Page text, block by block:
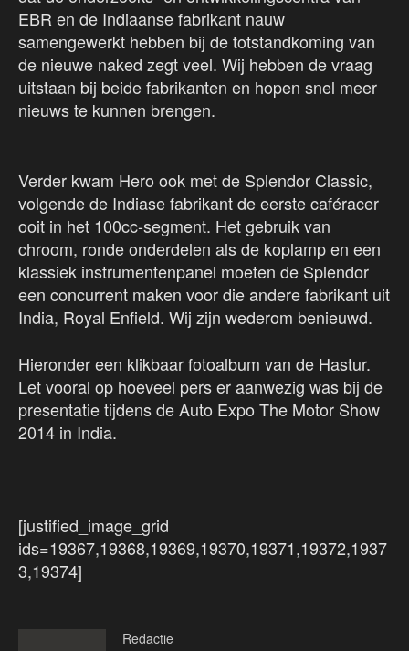
EBR en de Indiaanse fabrikant nauw
samengewerkt hebben bij de totstandkoming van
de nieuwe naked zegt veel. Wij hebben de vraag
uitstaan bij beide fabrikanten en hopen snel meer
nieuws te kunnen brengen.
Verder kwam Hero ook met de Splendor Classic,
volgende de Indiase fabrikant de eerste caféracer
ooit in het 100cc-segment. Het gebruik van
chroom, ronde onderdelen als de koplamp en een
klassiek instrumentenpanel moeten de Splendor
een concurrent maken voor die andere fabrikant uit
India, Royal Enfield. Wij zijn wederom benieuwd.
Hieronder een klikbaar fotoalbum van de Hastur.
Let vooral op hoeveel pers er aanwezig was bij de
presentatie tijdens de Auto Expo The Motor Show
2014 in India.
[justified_image_grid
ids=19367,19368,19369,19370,19371,19372,1937
3,19374]
Redactie